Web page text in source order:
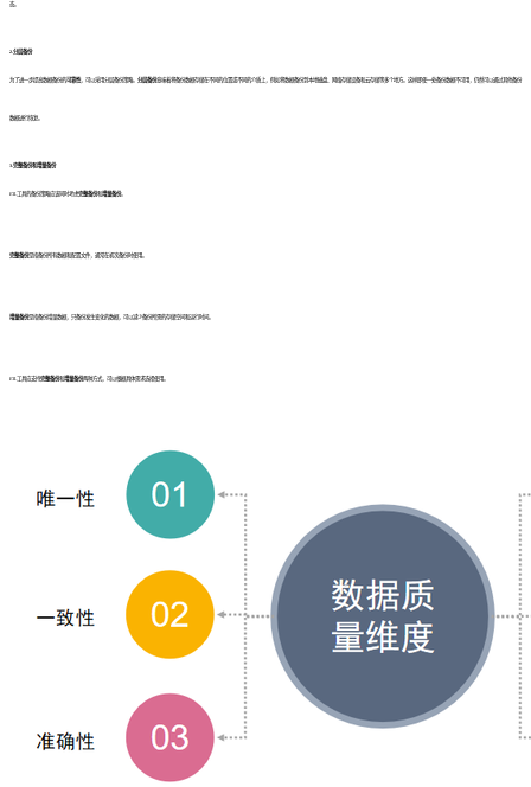
态。
2.分层备份
为了进一步提高数据备份的可靠性 ，可以采用分层备份策略。 分层备份意味着将备份数据存储在不同的位置或不同的介质上，例如将数据备份到本地磁盘、网络存储设备和云存储等多个地方。这样即使一处备份数据不可用，仍然可以通过其他备份
数据进行恢复。
3.完整备份和增量备份
ETL工具的备份策略应该同时考虑完整备份和 增量备份。
完整备份是指备份所有数据和配置文件，通常在初次备份时使用。
增量备份是指备份增量数据，只备份发生变化的数据，可以减少备份所需的存储空间和运行时间。
ETL工具应支持完整备份和 增量备份两种方式，可以根据具体需求选择使用。